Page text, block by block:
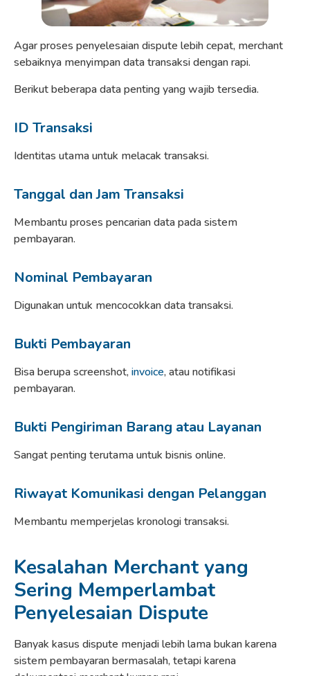
Agar proses penyelesaian dispute lebih cepat, merchant
sebaiknya menyimpan data transaksi dengan rapi.
Berikut beberapa data penting yang wajib tersedia.
ID Transaksi
Identitas utama untuk melacak transaksi.
Tanggal dan Jam Transaksi
Membantu proses pencarian data pada sistem
pembayaran.
Nominal Pembayaran
Digunakan untuk mencocokkan data transaksi.
Bukti Pembayaran
Bisa berupa screenshot, invoice, atau notifikasi
pembayaran.
Bukti Pengiriman Barang atau Layanan
Sangat penting terutama untuk bisnis online.
Riwayat Komunikasi dengan Pelanggan
Membantu memperjelas kronologi transaksi.
Kesalahan Merchant yang
Sering Memperlambat
Penyelesaian Dispute
Banyak kasus dispute menjadi lebih lama bukan karena
sistem pembayaran bermasalah, tetapi karena